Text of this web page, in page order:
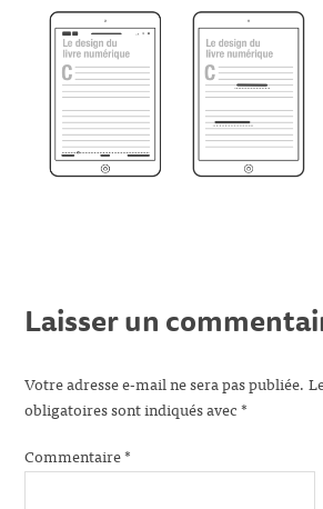
Laisser un
Votre adresse e-mail ne sera pas publiée.
obligatoires sont indiqués avec*
Commentaire*